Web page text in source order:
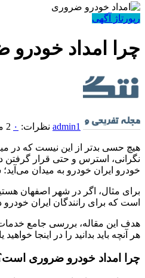
رپورتاژ آگهی
چرا امداد
admin1 نظرات: ۰ 2 ماه پیش
هیچ حسی بدتر از این نیست که در
نگرانی، استرس و حتی قرار گرفتن
خودرو ایران خودرو به میدان
برای مثال، اگر در شهر اصفهان
است که برای رانندگان ایران
هدف این مقاله، بررسی جامع خدمات
هر آنچه باید بدانید را در اینجا خواهید
چرا امداد خودرو ضروری